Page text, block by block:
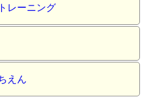
レーニング
えん